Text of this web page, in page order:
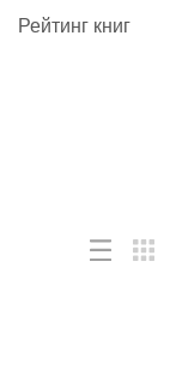
Рейтинг книг